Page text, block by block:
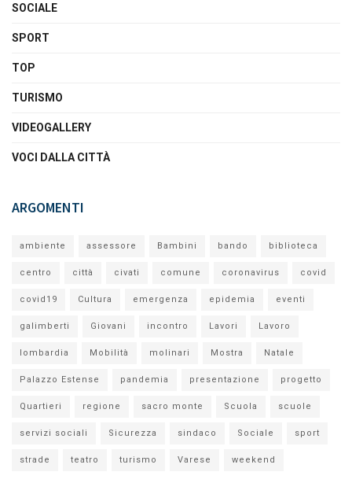
SOCIALE
SPORT
TOP
TURISMO
VIDEOGALLERY
VOCI DALLA CITTÀ
ARGOMENTI
ambiente assessore Bambini bando biblioteca
centro città civati comune coronavirus covid
covid19 Cultura emergenza epidemia eventi
galimberti Giovani incontro Lavori Lavoro
lombardia Mobilità molinari Mostra Natale
Palazzo Estense pandemia presentazione progetto
Quartieri regione sacro monte Scuola scuole
servizi sociali Sicurezza sindaco Sociale sport
strade teatro turismo Varese weekend